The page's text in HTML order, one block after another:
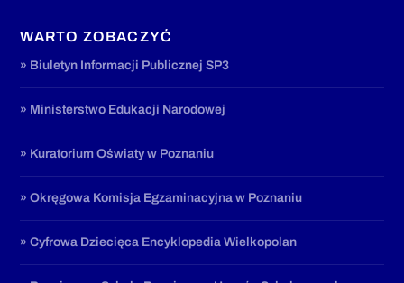
WARTO ZOBACZYĆ
» Biuletyn Informacji Publicznej SP3
» Ministerstwo Edukacji Narodowej
» Kuratorium Oświaty w Poznaniu
» Okręgowa Komisja Egzaminacyjna w Poznaniu
» Cyfrowa Dziecięca Encyklopedia Wielkopolan